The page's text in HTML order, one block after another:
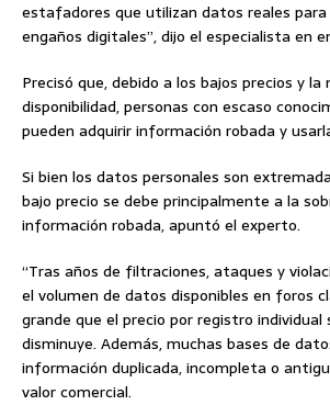
estafadores que utilizan datos reales para
engaños digitales”, dijo el especialista en
Precisó que, debido a los bajos precios y la
disponibilidad, personas con escaso
pueden adquirir información robada y
Si bien los datos personales son
bajo precio se debe principalmente a la
información robada, apuntó el experto.
“Tras años de filtraciones, ataques y
el volumen de datos disponibles en foros
grande que el precio por registro individual
disminuye. Además, muchas bases de
información duplicada, incompleta o
valor comercial.